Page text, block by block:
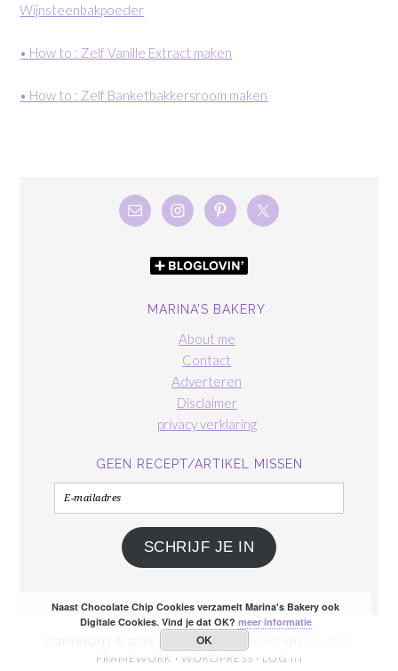
Wijnsteenbakpoeder
• How to : Zelf Vanille Extract maken
• How to : Zelf Banketbakkersroom maken
MARINA’S BAKERY
About me
Contact
Adverteren
Disclaimer
privacy verklaring
GEEN RECEPT/ARTIKEL MISSEN
E-
mailadres
SCHRIJF JE IN
COPYRIGHT © 2026 · FOODIE PRO THEME
FRAMEWORK · WORDPRESS · LOG IN
Naast Chocolate Chip Cookies verzamelt Marina's Bakery ook
Digitale Cookies. Vind je dat OK? meer informatie
OK